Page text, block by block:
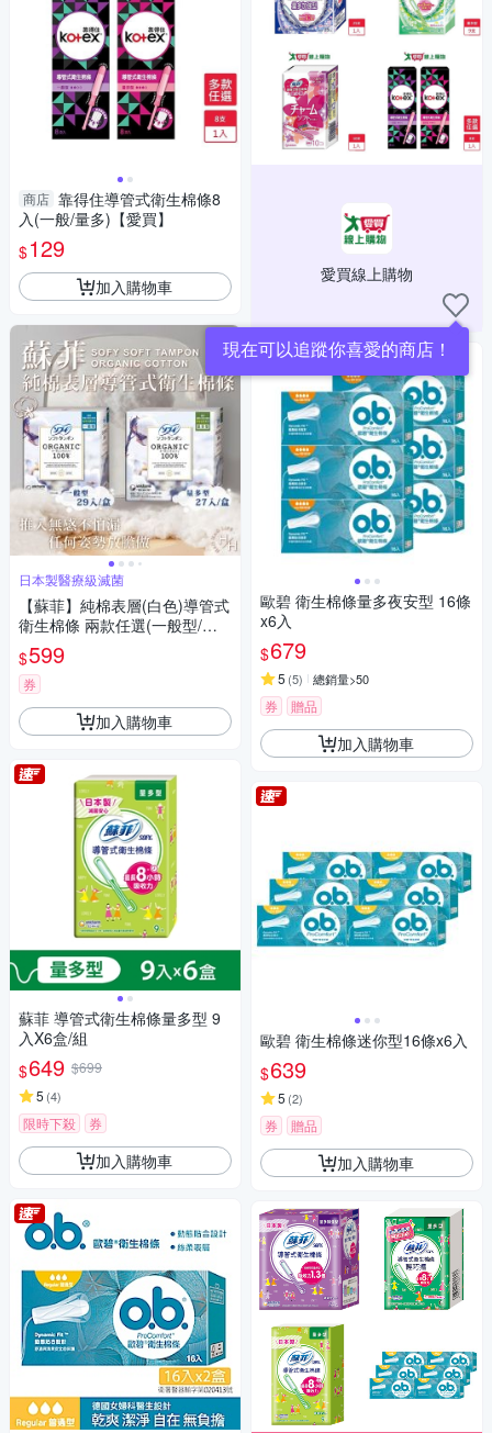
商店 靠得住導管式衛生棉條8
入(一般/量多)【愛買】
$129
加入購物車
日本製醫療級滅菌
【蘇菲】純棉表層(白色)導管式
衛生棉條 兩款任選(一般型/量
多型)
$599
券
加入購物車
蘇菲 導管式衛生棉條量多型 9
入X6盒/組
$649 $699
5 (4)
限時下殺 券
加入購物車
愛買線上購物
現在可以追蹤你喜愛的商店！
歐碧 衛生棉條量多夜安型 16條
x6入
$679
5 (5) 總銷量>50
券 贈品
加入購物車
歐碧 衛生棉條迷你型16條x6入
$639
5 (2)
券 贈品
加入購物車